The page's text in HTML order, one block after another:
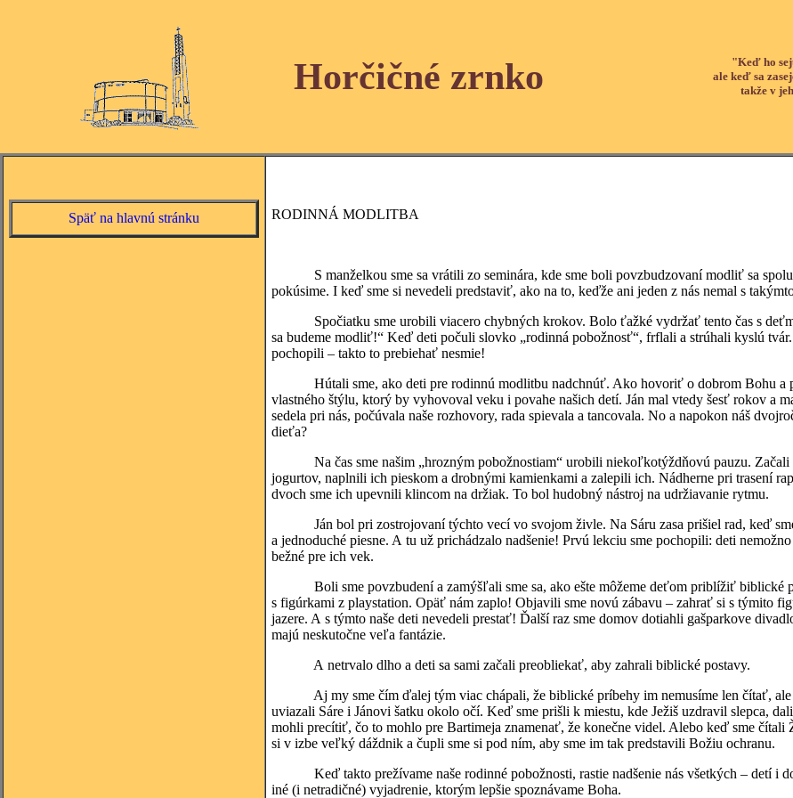
Horčičné zrnko
"Keď ho
ale keď sa
takže v
Späť na hlavnú stránku RODINNÁ MODLITBA
S manželkou sme sa vrátili zo seminára, kde sme boli povzbudzovaní modliť sa spolu
pokúsime. I keď sme si nevedeli predstaviť, ako na to, keďže ani jeden z nás nemal s
Spočiatku sme urobili viacero chybných krokov. Bolo ťažké vydržať tento čas s
sa budeme modliť!“ Keď deti počuli slovko „rodinná pobožnosť“, frflali a strúhali kyslú
pochopili – takto to prebiehať nesmie!
Hútali sme, ako deti pre rodinnú modlitbu nadchnúť. Ako hovoriť o dobrom Bohu a
vlastného štýlu, ktorý by vyhovoval veku i povahe našich detí. Ján mal vtedy šesť rokov a
sedela pri nás, počúvala naše rozhovory, rada spievala a tancovala. No a napokon náš
dieťa?
Na čas sme našim „hrozným pobožnostiam“ urobili niekoľkotýždňovú pauzu. Začali
jogurtov, naplnili ich pieskom a drobnými kamienkami a zalepili ich. Nádherne pri trasení
dvoch sme ich upevnili klincom na držiak. To bol hudobný nástroj na udržiavanie rytmu.
Ján bol pri zostrojovaní týchto vecí vo svojom živle. Na Sáru zasa prišiel rad, keď
a jednoduché piesne. A tu už prichádzalo nadšenie! Prvú lekciu sme pochopili: deti
bežné pre ich vek.
Boli sme povzbudení a zamýšľali sme sa, ako ešte môžeme deťom priblížiť biblické
s figúrkami z playstation. Opäť nám zaplo! Objavili sme novú zábavu – zahrať si s týmito
jazere. A s týmto naše deti nevedeli prestať! Ďalší raz sme domov dotiahli gašparkove
majú neskutočne veľa fantázie.
A netrvalo dlho a deti sa sami začali preobliekať, aby zahrali biblické postavy.
Aj my sme čím ďalej tým viac chápali, že biblické príbehy im nemusíme len čítať, ale
uviazali Sáre i Jánovi šatku okolo očí. Keď sme prišli k miestu, kde Ježiš uzdravil slepca,
mohli precítiť, čo to mohlo pre Bartimeja znamenať, že konečne videl. Alebo keď sme čítali
si v izbe veľký dáždnik a čupli sme si pod ním, aby sme im tak predstavili Božiu ochranu.
Keď takto prežívame naše rodinné pobožnosti, rastie nadšenie nás všetkých – detí i
iné (i netradičné) vyjadrenie, ktorým lepšie spoznávame Boha.